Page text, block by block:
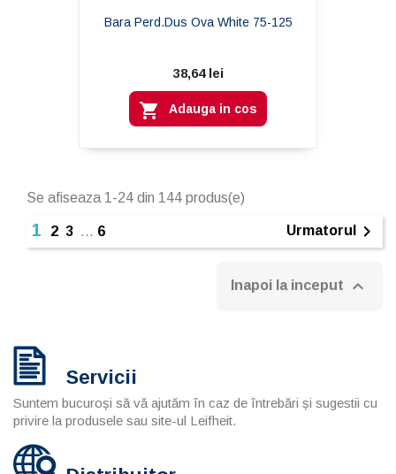
Bara Perd.dus Ova White 75-125
38,64 lei
 Adauga in cos
Se afiseaza 1-24 din 144 produs(e)
1 2 3 … 6 Urmatorul 
Inapoi la inceput 
Servicii
Suntem bucuroși să vă ajutăm în caz de întrebări și sugestii cu
privire la produsele sau site-ul Leifheit.